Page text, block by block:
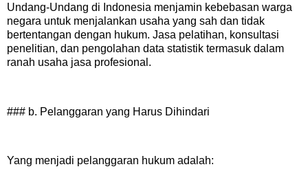
Undang-Undang di Indonesia menjamin kebebasan warga
negara untuk menjalankan usaha yang sah dan tidak
bertentangan dengan hukum. Jasa pelatihan, konsultasi
penelitian, dan pengolahan data statistik termasuk dalam
ranah usaha jasa profesional.
### b. Pelanggaran yang Harus Dihindari
Yang menjadi pelanggaran hukum adalah: